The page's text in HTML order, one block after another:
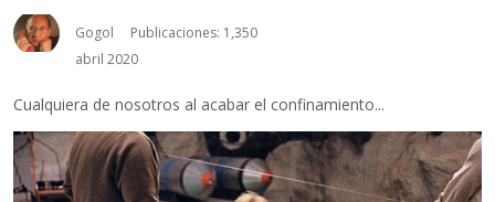
Gogol
Publicaciones: 1,350
abril 2020
Cualquiera de nosotros al acabar el confinamiento...